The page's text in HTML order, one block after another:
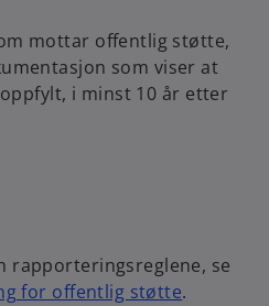
mottar offentlig støtte,
som viser at
i minst 10 år etter
rapporteringsreglene, se
for offentlig støtte.